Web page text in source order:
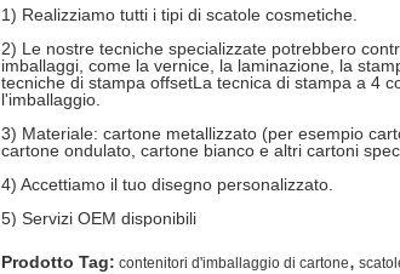
1) Realizziamo tutti i tipi di scatole cosmetiche.
2) Le nostre tecniche specializzate potrebbero
imballaggi, come la vernice, la laminazione, la
tecniche di stampa offsetLa tecnica di stampa a 4
l'imballaggio.
3) Materiale: cartone metallizzato (per esempio
cartone ondulato, cartone bianco e altri cartoni
4) Accettiamo il tuo disegno personalizzato.
5) Servizi OEM disponibili
Prodotto Tag: contenitori d'imballaggio di cartone,